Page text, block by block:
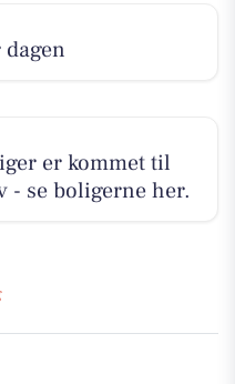
er kommet til
- se boligerne her.